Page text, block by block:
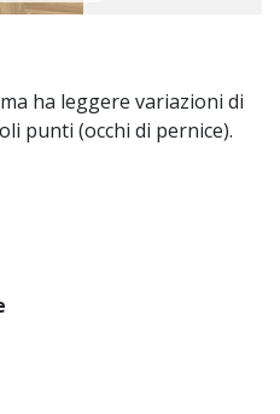
ha leggere variazioni di
punti (occhi di pernice).